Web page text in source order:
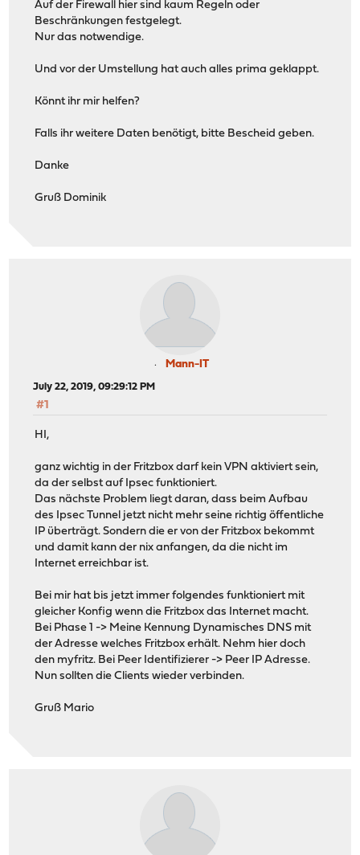
Auf der Firewall hier sind kaum Regeln oder
Beschränkungen festgelegt.
Nur das notwendige.
Und vor der Umstellung hat auch alles prima geklappt.
Könnt ihr mir helfen?
Falls ihr weitere Daten benötigt, bitte Bescheid geben.
Danke
Gruß Dominik
Mann-IT
July 22, 2019, 09:29:12 PM
#1
HI,
ganz wichtig in der Fritzbox darf kein VPN aktiviert sein,
da der selbst auf Ipsec funktioniert.
Das nächste Problem liegt daran, dass beim Aufbau
des Ipsec Tunnel jetzt nicht mehr seine richtig öffentliche
IP überträgt. Sondern die er von der Fritzbox bekommt
und damit kann der nix anfangen, da die nicht im
Internet erreichbar ist.
Bei mir hat bis jetzt immer folgendes funktioniert mit
gleicher Konfig wenn die Fritzbox das Internet macht.
Bei Phase 1 -> Meine Kennung Dynamisches DNS mit
der Adresse welches Fritzbox erhält. Nehm hier doch
den myfritz. Bei Peer Identifizierer -> Peer IP Adresse.
Nun sollten die Clients wieder verbinden.
Gruß Mario